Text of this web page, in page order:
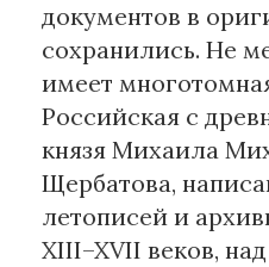
документов в
сохранились. Не
имеет
Российская с
князя Михаила
Щербатова,
летописей и
XIII–XVII веков,